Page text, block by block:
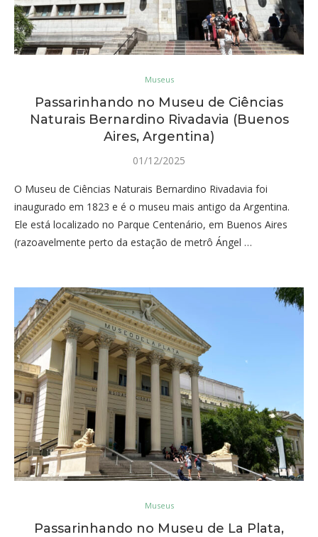
Museus
Passarinhando no Museu de Ciências
Naturais Bernardino Rivadavia (Buenos
Aires, Argentina)
01/12/2025
O Museu de Ciências Naturais Bernardino Rivadavia foi
inaugurado em 1823 e é o museu mais antigo da Argentina.
Ele está localizado no Parque Centenário, em Buenos Aires
(razoavelmente perto da estação de metrô Ángel …
Museus
Passarinhando no Museu de La Plata,